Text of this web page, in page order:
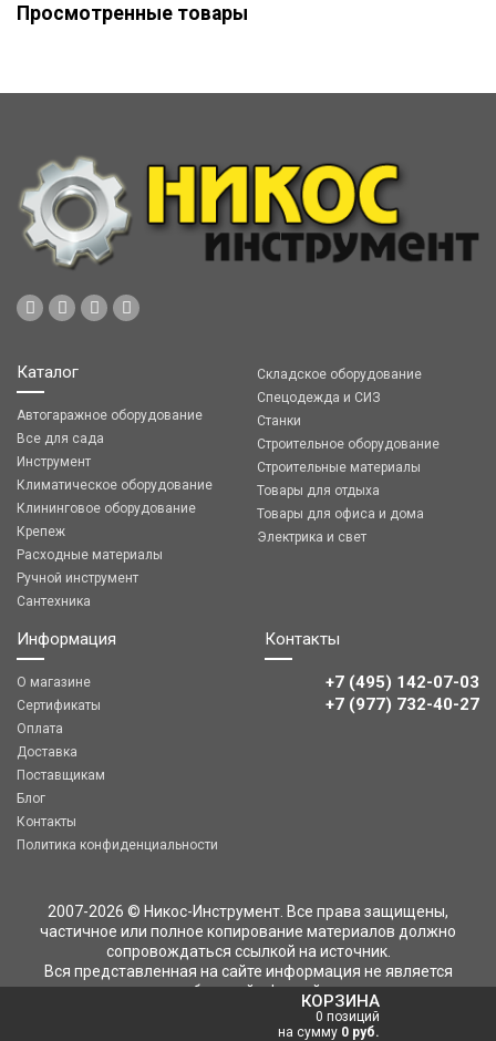
КОРЗИНА
0 позиций
на сумму 0 руб.
Просмотренные товары
Каталог
Автогаражное оборудование
Все для сада
Инструмент
Климатическое оборудование
Клининговое оборудование
Крепеж
Расходные материалы
Ручной инструмент
Сантехника
Складское оборудование
Спецодежда и СИЗ
Станки
Строительное оборудование
Строительные материалы
Товары для отдыха
Товары для офиса и дома
Электрика и свет
Информация
О магазине
Сертификаты
Оплата
Доставка
Поставщикам
Блог
Контакты
Политика конфиденциальности
Контакты
+7 (495) 142-07-03
‎‎+7 (977) 732-40-27
2007-2026 © Никос-Инструмент. Все права защищены,
частичное или полное копирование материалов должно
сопровождаться ссылкой на источник.
Вся представленная на сайте информация не является
публичной офертой